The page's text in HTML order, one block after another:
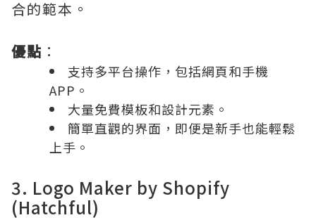
合的範本。
優點 ：
支持多平台操作，包括網頁和手機
APP。
大量免費模板和設計元素。
簡單直觀的界面，即便是新手也能輕鬆
上手。
3. Logo Maker by Shopify
(Hatchful)